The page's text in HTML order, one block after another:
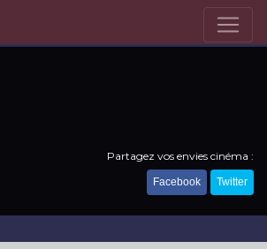
Partagez vos envies cinéma :
Facebook Twitter